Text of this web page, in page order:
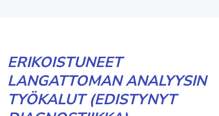
ERIKOISTUNEET
LANGATTOMAN ANALYYSIN
TYÖKALUT (EDISTYNYT